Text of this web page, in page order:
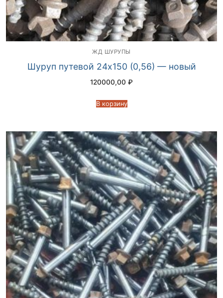
ЖД ШУРУПЫ
Шуруп путевой 24х150 (0,56) — новый
120000,00 ₽
В корзину